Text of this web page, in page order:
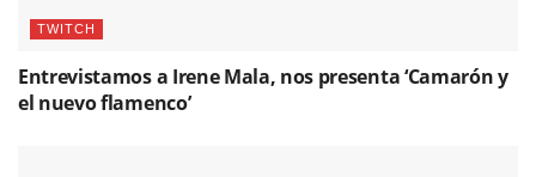
TWITCH
Entrevistamos a Irene Mala, nos presenta ‘Camarón y
el nuevo flamenco’